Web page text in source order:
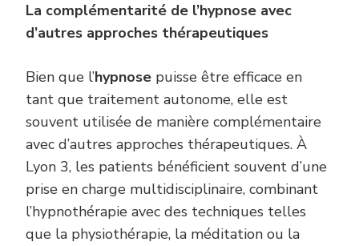
La complémentarité de l’hypnose avec
d’autres approches thérapeutiques
Bien que l’hypnose puisse être efficace en
tant que traitement autonome, elle est
souvent utilisée de manière complémentaire
avec d’autres approches thérapeutiques. À
Lyon 3, les patients bénéficient souvent d’une
prise en charge multidisciplinaire, combinant
l’hypnothérapie avec des techniques telles
que la physiothérapie, la méditation ou la